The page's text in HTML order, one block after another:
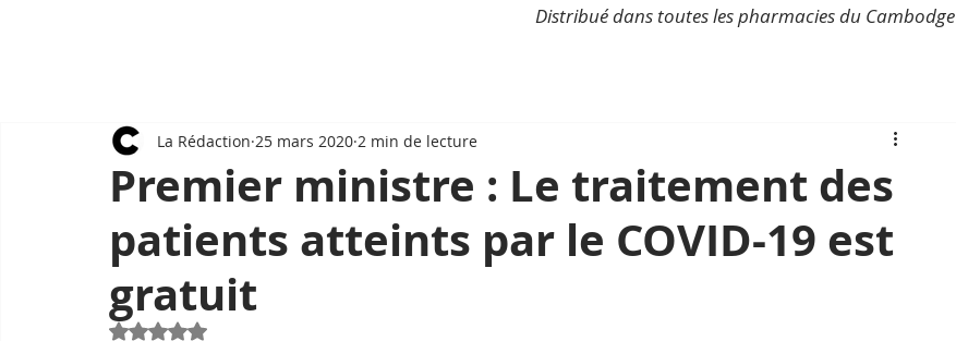
Distribué dans toutes les pharmacies du Cambodge
Premier ministre : Le traitement des
patients atteints par le COVID-19 est
gratuit
La Rédaction 25 mars 2020 2 min de lecture
Noté NaN étoiles sur 5.